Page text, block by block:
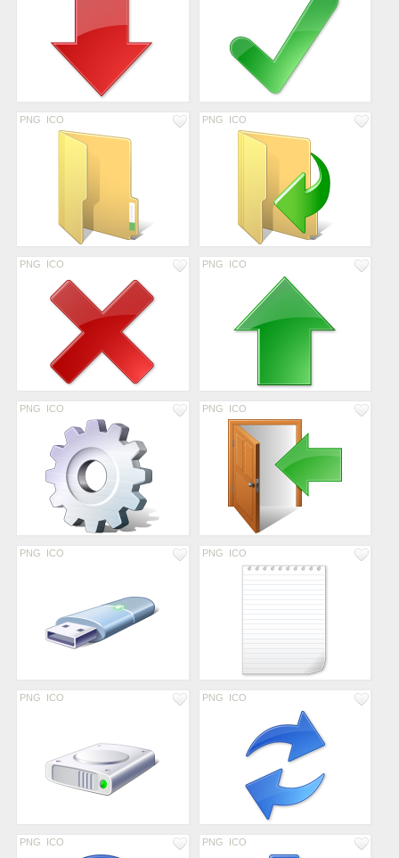
PNG ICO PNG ICO
PNG ICO PNG ICO
PNG ICO PNG ICO
PNG ICO PNG ICO
PNG ICO PNG ICO
PNG ICO PNG ICO